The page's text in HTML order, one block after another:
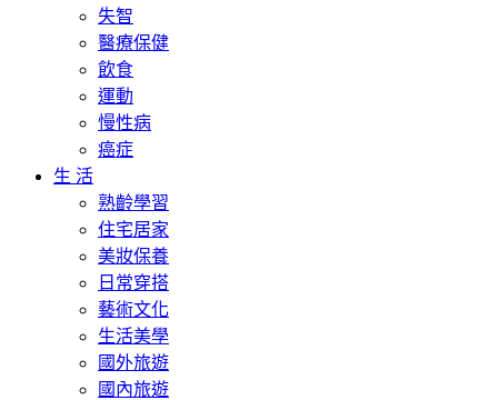
失智
醫療保健
飲食
運動
慢性病
癌症
生 活
熟齡學習
住宅居家
美妝保養
日常穿搭
藝術文化
生活美學
國外旅遊
國內旅遊